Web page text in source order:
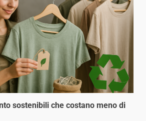
sostenibili che costano meno di